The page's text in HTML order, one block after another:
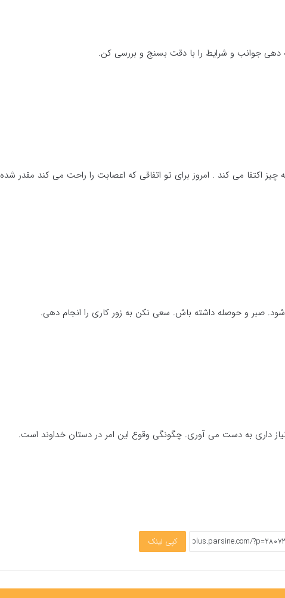
دهی جوانب و شرایط را با دقت بسنج و بررسی کن.
اکتفا می کند . امروز برای تو اتفاقی که اعصابت را راحت می کند مقدر شده
صبر و حوصله داشته باش. سعی نکن به زور کاری را انجام دهی.
داری به دست می آوری. چگونگی وقوع این امر در دستان خداوند است.
کپی لینک